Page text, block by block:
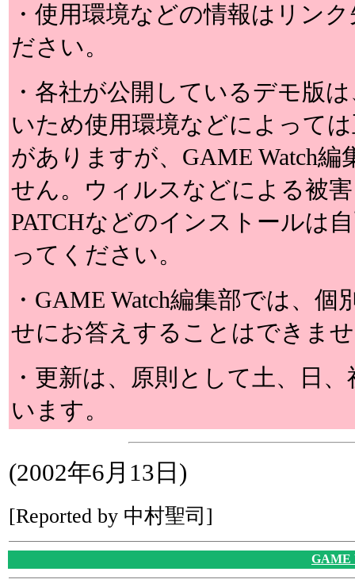
・使用環境などの情報はリン
ださい。
・各社が公開しているデモ版
いため使用環境などによって
がありますが、GAME Watch
せん。ウィルスなどによる被
PATCHなどのインストールは
ってください。
・GAME Watch編集部では、
せにお答えすることはできま
・更新は、原則として土、日
います。
(2002年6月13日)
[Reported by 中村聖司]
GAME